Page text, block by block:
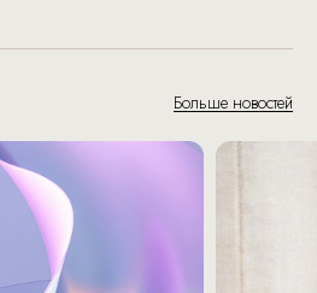
Больше новостей